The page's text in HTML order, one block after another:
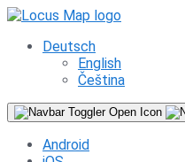
Deutsch
English
Čeština
Android